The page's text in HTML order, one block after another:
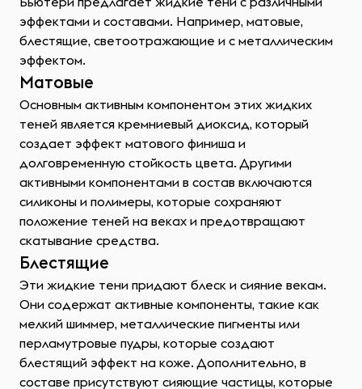
эффектами и составами. Например, матовые,
блестящие, светоотражающие и с металлическим
эффектом.
Матовые
Основным активным компонентом этих жидких
теней является кремниевый диоксид, который
создает эффект матового финиша и
долговременную стойкость цвета. Другими
активными компонентами в состав включаются
силиконы и полимеры, которые сохраняют
положение теней на веках и предотвращают
скатывание средства.
Блестящие
Эти жидкие тени придают блеск и сияние векам.
Они содержат активные компоненты, такие как
мелкий шиммер, металлические пигменты или
перламутровые пудры, которые создают
блестящий эффект на коже. Дополнительно, в
составе присутствуют сияющие частицы, которые